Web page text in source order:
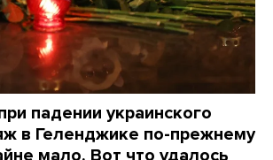
падении украинского
в Геленджике по-прежнему
мало. Вот что удалось